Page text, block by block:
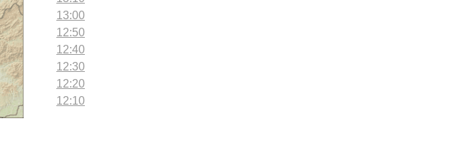
13:00
12:50
12:40
12:30
12:20
12:10